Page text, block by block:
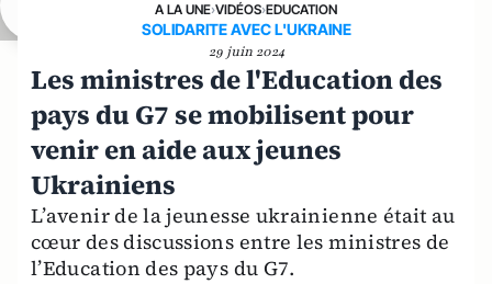
A LA UNE›VIDÉOS›EDUCATION
SOLIDARITE AVEC L'UKRAINE
29 juin 2024
Les ministres de l'Education des
pays du G7 se mobilisent pour
venir en aide aux jeunes
Ukrainiens
L’avenir de la jeunesse ukrainienne était au
cœur des discussions entre les ministres de
l’Education des pays du G7.